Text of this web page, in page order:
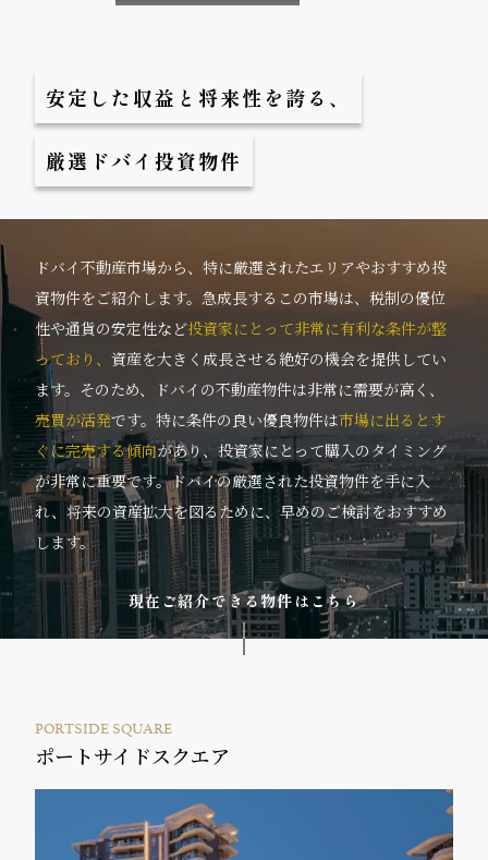
安定した収益と将来性を誇る、
厳選ドバイ投資物件
ドバイ不動産市場から、特に厳選されたエリアやおすすめ投
資物件をご紹介します。急成長するこの市場は、税制の優位
性や通貨の安定性など投資家にとって非常に有利な条件が整
っており、 資産を大きく成長させる絶好の機会を提供してい
ます。そのため、ドバイの不動産物件は非常に需要が高く、
売買が活発です。特に条件の良い優良物件は市場に出るとす
ぐに完売する傾向があり、投資家にとって購入のタイミング
が非常に重要です。ドバイの厳選された投資物件を手に入
れ、将来の資産拡大を図るために、早めのご検討をおすすめ
します。
現在ご紹介できる物件はこちら
PORTSIDE SQUARE
ポートサイドスクエア